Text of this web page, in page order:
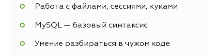
Работа с файлами, сессиями, куками
MySQL — базовый синтаксис
Умение разбираться в чужом коде